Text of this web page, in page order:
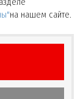
на нашем сайте.